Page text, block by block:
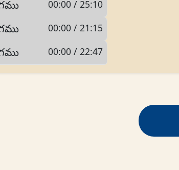
00:00 / 25:10
00:00 / 21:15
00:00 / 22:47